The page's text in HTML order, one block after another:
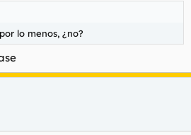
lo menos, ¿no?